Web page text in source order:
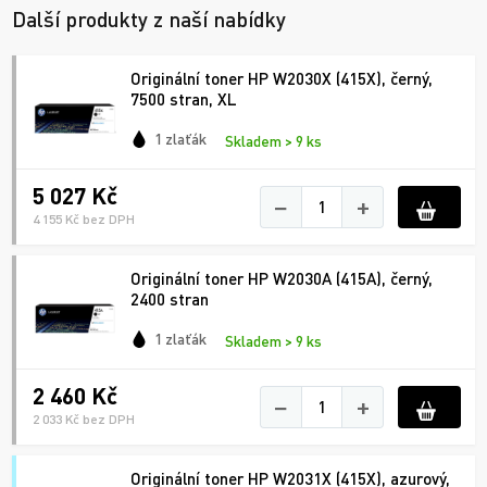
Další produkty z naší nabídky
Originální toner HP W2030X (415X), černý,
7500 stran, XL
1 zlaťák Skladem > 9 ks
5 027 Kč
4 155 Kč bez DPH − +
Originální toner HP W2030A (415A), černý,
2400 stran
1 zlaťák Skladem > 9 ks
2 460 Kč
2 033 Kč bez DPH − +
Originální toner HP W2031X (415X), azurový,